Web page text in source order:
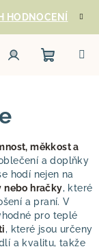
HODNOCENÍ
měkkost a
a doplňky
hodí nejen na
nebo hračky, které
a praní. V
pro teplé
, které jsou určeny
a kvalitu, takže